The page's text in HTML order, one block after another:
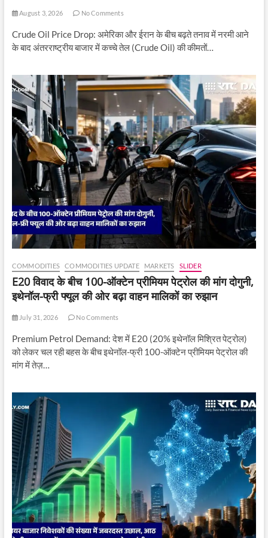
August 3, 2026 No Comments
Crude Oil Price Drop: अमेरिका और ईरान के बीच बढ़ते तनाव में नरमी आने
के बाद अंतरराष्ट्रीय बाजार में कच्चे तेल (Crude Oil) की कीमतों…
COMMODITIES COMMODITIES UPDATE MARKETS SLIDER
E20 विवाद के बीच 100-ऑक्टेन प्रीमियम पेट्रोल की मांग दोगुनी,
इथेनॉल-फ्री फ्यूल की ओर बढ़ा वाहन मालिकों का रुझान
July 31, 2026 No Comments
Premium Petrol Demand: देश में E20 (20% इथेनॉल मिश्रित पेट्रोल)
को लेकर चल रही बहस के बीच इथेनॉल-फ्री 100-ऑक्टेन प्रीमियम पेट्रोल की
मांग में तेज़…